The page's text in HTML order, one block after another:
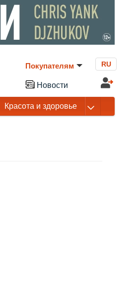
Покупателям
Новости
RU
Красота и здоровье